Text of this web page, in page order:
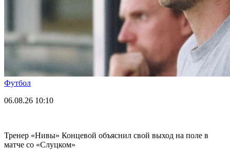
Футбол
06.08.26 10:10
Тренер «Нивы» Концевой объяснил свой выход на поле в
матче со «Слуцком»